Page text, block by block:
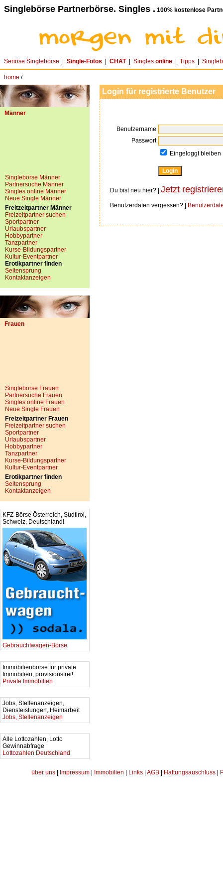
Singlebörse Partnerbörse. Singles . 100% kostenlose
Seriöse Singlebörse Single-Fotos CHAT| Singles online Tipps
home /
Männer
Singlebörse Männer
Partnersuche Männer
Singles online Männer
Neue Single Männer
Freitzeitpartner Männer
Freizeitpartner suchen
Sportpartner
Urlaubspartner
Hobbypartner
Tanzpartner
Kurse-Bildungspartner
Kultur-Eventpartner
Erotikpartner finden
Seitensprung
Kontaktanzeigen
Frauen
Singlebörse Frauen
Partnersuche Frauen
Singles online Frauen
Neue Single Frauen
Freizeitpartner Frauen
Freizeitpartner suchen
Sportpartner
Urlaubspartner
Hobbypartner
Tanzpartner
Kurse-Bildungspartner
Kultur-Eventpartner
Erotikpartner finden
Seitensprung
Kontaktanzeigen
KFZ-Börse Österreich, Südtirol,
Schweiz, Deutschland!
Gebrauchtwagen-Börse
Immobilienbörse für private
Immobilien, provisionsfrei!
Private Immobilien
Jobs, Stellenanzeigen,
Diensteistungen, Heimarbeit
Jobs, Stellenanzeigen
Alle Lottozahlen, Lotto
Gewinnabfrage
Lottozahlen Deutschland
Login für registrierte Benutzer
Benutzername
Passwort
Eingeloggt bleiben
Du bist neu hier? | Jetzt
Benutzerdaten vergessen? |
über uns Impressum Immobilien Links AGB Haftungsauschluss